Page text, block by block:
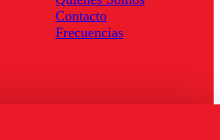
Contacto
Frecuencias